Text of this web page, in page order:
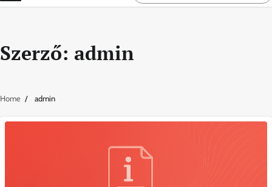
Szerző: admin
Home admin